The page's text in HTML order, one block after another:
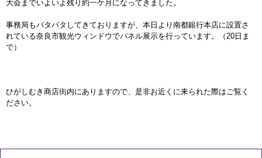
大会までいよいよ残り約一ケ月になってきました。
事務局もバタバタしてきておりますが、本日より南都銀行本店に設置さ
れている奈良市観光ウィンドウでパネル展示を行っています。（20日ま
で）
ひがしむき商店街内にありますので、是非お近くに来られた際はご覧く
ださい。